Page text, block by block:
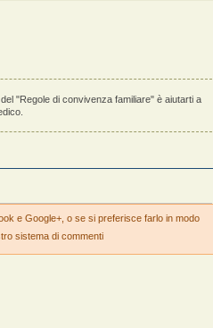
"Regole di convivenza familiare" è aiutarti a
e Google+, o se si preferisce farlo in modo
sistema di commenti